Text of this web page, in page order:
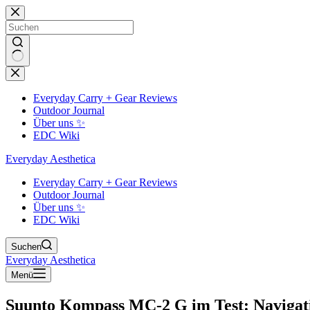
Zum
Inhalt
springen
Keine
Ergebnisse
Everyday Carry + Gear Reviews
Outdoor Journal
Über uns ✨
EDC Wiki
Everyday Aesthetica
Everyday Carry + Gear Reviews
Outdoor Journal
Über uns ✨
EDC Wiki
Suchen
Everyday Aesthetica
Menü
Suunto Kompass MC-2 G im Test: